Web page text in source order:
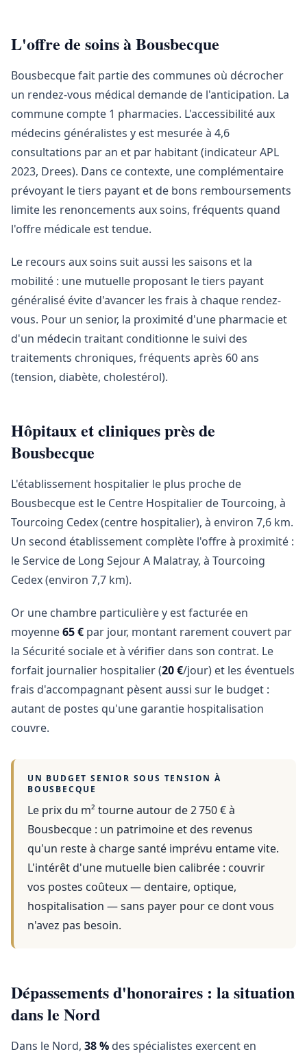
L'offre de soins à Bousbecque
Bousbecque fait partie des communes où décrocher
un rendez-vous médical demande de l'anticipation. La
commune compte 1 pharmacies. L'accessibilité aux
médecins généralistes y est mesurée à 4,6
consultations par an et par habitant (indicateur APL
2023, Drees). Dans ce contexte, une complémentaire
prévoyant le tiers payant et de bons remboursements
limite les renoncements aux soins, fréquents quand
l'offre médicale est tendue.
Le recours aux soins suit aussi les saisons et la
mobilité : une mutuelle proposant le tiers payant
généralisé évite d'avancer les frais à chaque rendez-
vous. Pour un senior, la proximité d'une pharmacie et
d'un médecin traitant conditionne le suivi des
traitements chroniques, fréquents après 60 ans
(tension, diabète, cholestérol).
Hôpitaux et cliniques près de
Bousbecque
L'établissement hospitalier le plus proche de
Bousbecque est le Centre Hospitalier de Tourcoing, à
Tourcoing Cedex (centre hospitalier), à environ 7,6 km.
Un second établissement complète l'offre à proximité :
le Service de Long Sejour A Malatray, à Tourcoing
Cedex (environ 7,7 km).
Or une chambre particulière y est facturée en
moyenne65 € par jour, montant rarement couvert par
la Sécurité sociale et à vérifier dans son contrat. Le
forfait journalier hospitalier (20 €/jour) et les éventuels
frais d'accompagnant pèsent aussi sur le budget :
autant de postes qu'une garantie hospitalisation
couvre.
UN BUDGET SENIOR SOUS TENSION À
BOUSBECQUE
Le prix du m² tourne autour de 2 750 €à
Bousbecque : un patrimoine et des revenus
qu'un reste à charge santé imprévu entame vite.
L'intérêt d'une mutuelle bien calibrée : couvrir
vos postes coûteux — dentaire, optique,
hospitalisation — sans payer pour ce dont vous
n'avez pas besoin.
Dépassements d'honoraires : la situation
dans le Nord
Dans le Nord, 38 % des spécialistes exercent en